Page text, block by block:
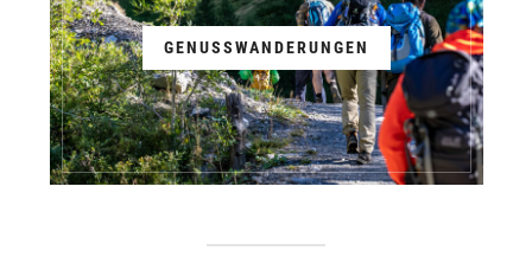
GENUSSWANDERUNGEN